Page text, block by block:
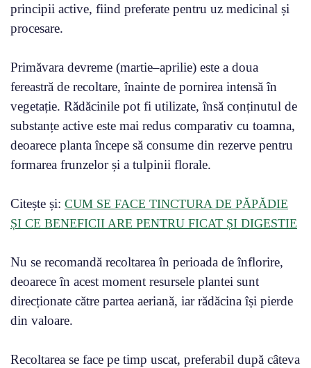
principii active, fiind preferate pentru uz medicinal și
procesare.
Primăvara devreme (martie–aprilie) este a doua
fereastră de recoltare, înainte de pornirea intensă în
vegetație. Rădăcinile pot fi utilizate, însă conținutul de
substanțe active este mai redus comparativ cu toamna,
deoarece planta începe să consume din rezerve pentru
formarea frunzelor și a tulpinii florale.
Citește și: CUM SE FACE TINCTURA DE PĂPĂDIE
ȘI CE BENEFICII ARE PENTRU FICAT ȘI DIGESTIE
Nu se recomandă recoltarea în perioada de înflorire,
deoarece în acest moment resursele plantei sunt
direcționate către partea aeriană, iar rădăcina își pierde
din valoare.
Recoltarea se face pe timp uscat, preferabil după câteva